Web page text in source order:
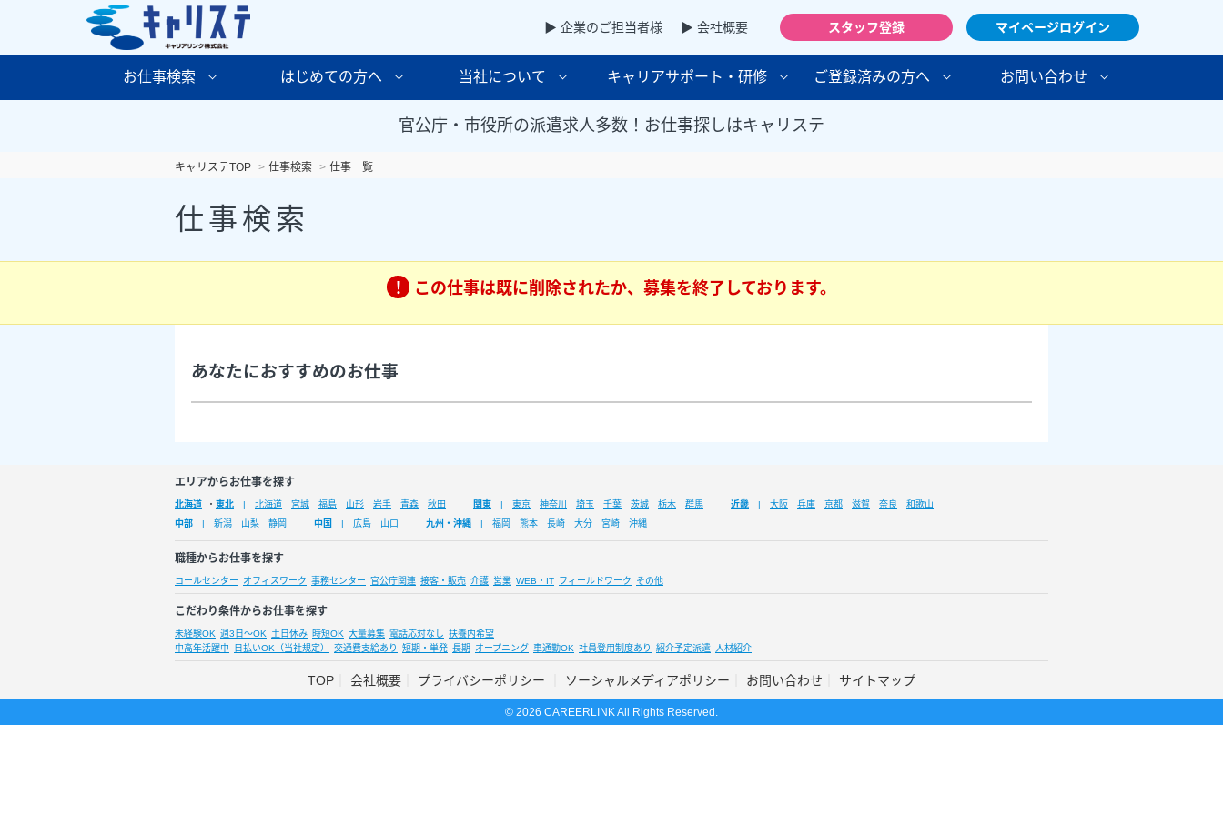
▶ 企業のご担当者様 ▶ 会社概要 スタッフ登録 マイページログイン
お仕事検索 はじめての方へ 当社について キャリアサポート・研修 ご登録済みの方へ お問い合わせ
官公庁・市役所の派遣求人多数！お仕事探しはキャリステ
キャリステTOP 仕事検索 仕事一覧
仕事検索
この仕事は既に削除されたか、募集を終了しております。
あなたにおすすめのお仕事
エリアからお仕事を探す
北海道 ・ 東北 北海道 宮城 福島 山形 岩手 青森 秋田 関東 東京 神奈川 埼玉 千葉 茨城 栃木 群馬 近畿 大阪 兵庫 京都 滋賀 奈良
和歌山
中部
新潟 山梨 静岡 中国 広島 山口 九州・沖縄 福岡 熊本 長崎 大分 宮崎 沖縄
職種からお仕事を探す
コールセンター オフィスワーク 事務センター 官公庁関連 接客・販売 介護 営業 WEB・IT フィールドワーク その他
こだわり条件からお仕事を探す
未経験OK 週3日～OK 土日休み 時短OK 大量募集 電話応対なし 扶養内希望
中高年活躍中
日払いOK（当社規定） 交通費支給あり 短期・単発 長期 オープニング 車通勤OK 社員登用制度あり 紹介予定派遣 人材紹介
TOP 会社概要 プライバシーポリシー ソーシャルメディアポリシー お問い合わせ サイトマップ
© 2026 CAREERLINK All Rights Reserved.